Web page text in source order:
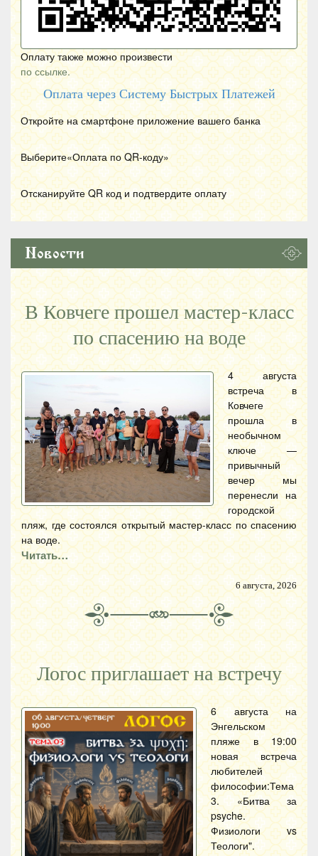
Оплату также можно произвести
по ссылке.
Оплата через Систему Быстрых Платежей
Откройте на смартфоне приложение вашего банка
Выберите«Оплата по QR-коду»
Отсканируйте QR код и подтвердите оплату
Новости
В Ковчеге прошел мастер-класс
по спасению на воде
4 августа
встреча в
Ковчеге
прошла в
необычном
ключе —
привычный
вечер мы
перенесли на
городской
пляж, где состоялся открытый мастер-класс по спасению
на воде.
Читать…
6 августа, 2026
Логос приглашает на встречу
6 августа на
Энгельском
пляже в 19:00
новая встреча
любителей
философии:Тема
3. «Битва за
psyche.
Физиологи vs
Теологи".